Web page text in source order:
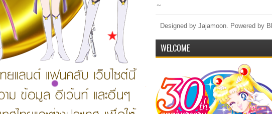
～
Designed by Jajamoon. Powered by
WELCOME